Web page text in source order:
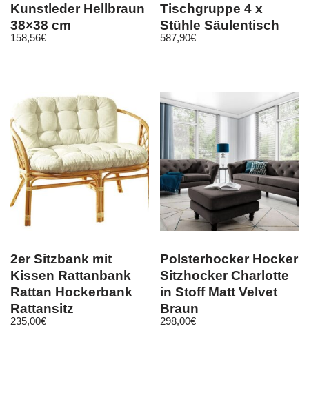
Kunstleder Hellbraun
38×38 cm
158,56€
Tischgruppe 4 x
Stühle Säulentisch
Esszimmergarnitur
587,90€
2er Sitzbank mit
Kissen Rattanbank
Rattan Hockerbank
Rattansitz
Rattansitzbank
235,00€
Polsterhocker Hocker
Sitzhocker Charlotte
in Stoff Matt Velvet
Braun
298,00€